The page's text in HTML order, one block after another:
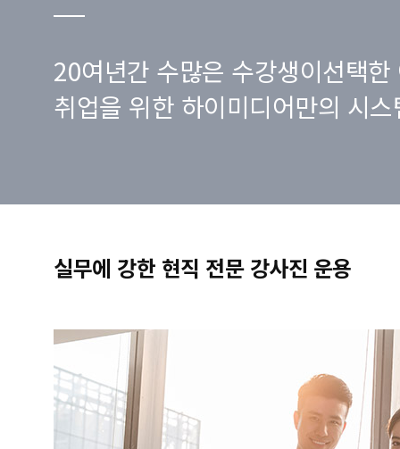
20여년간 수많은 수강생이선택한
취업을 위한 하이미디어만의 시
실무에 강한 현직 전문 강사진 운용